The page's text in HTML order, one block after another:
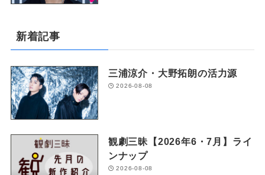
新着記事
三浦涼介・大野拓朗の活力源
2026-08-08
観劇三昧【2026年6・7月】ライ
ンナップ
2026-08-08